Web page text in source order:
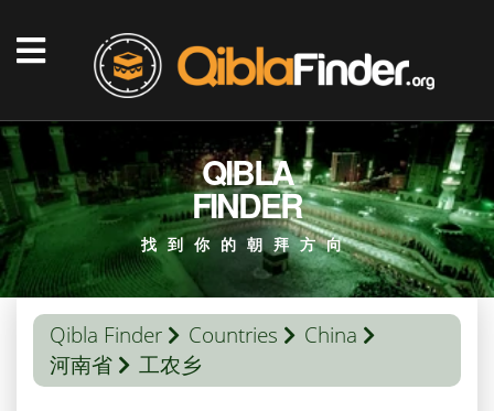
QIBLA
FINDER
找到你的朝拜方向
Qibla Finder Countries
China
河南省
工农乡